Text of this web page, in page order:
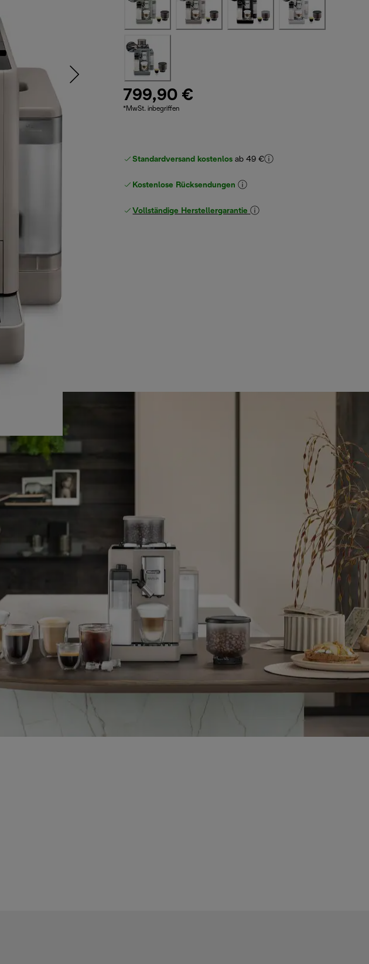
799,90 €
*MwSt. inbegriffen
Standardversand kostenlos ab 49 €
Kostenlose Rücksendungen
Vollständige Herstellergarantie